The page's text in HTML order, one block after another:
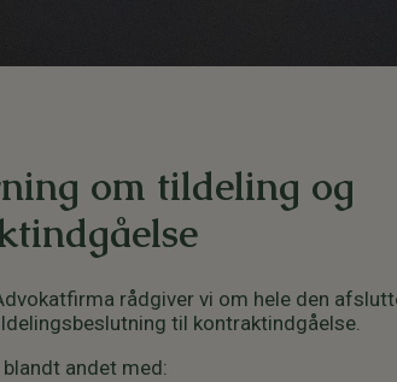
om tildeling og
rådgiver vi om hele den
til kontraktindgåelse.
andet med: